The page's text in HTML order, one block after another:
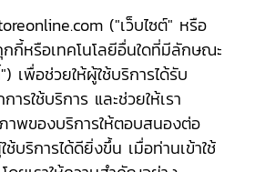
("เว็บไซต์" หรือ
กกี้หรือเทคโนโลยีอื่นใดที่มีลักษณะ
เพื่อช่วยให้ผู้ใช้บริการได้รับ
รใช้บริการ และช่วยให้เรา
พของบริการให้ตอบสนองต่อ
บริการได้ดียิ่งขึ้น เมื่อท่านเข้าใช้